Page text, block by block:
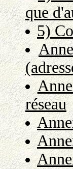
que
5)
réseau